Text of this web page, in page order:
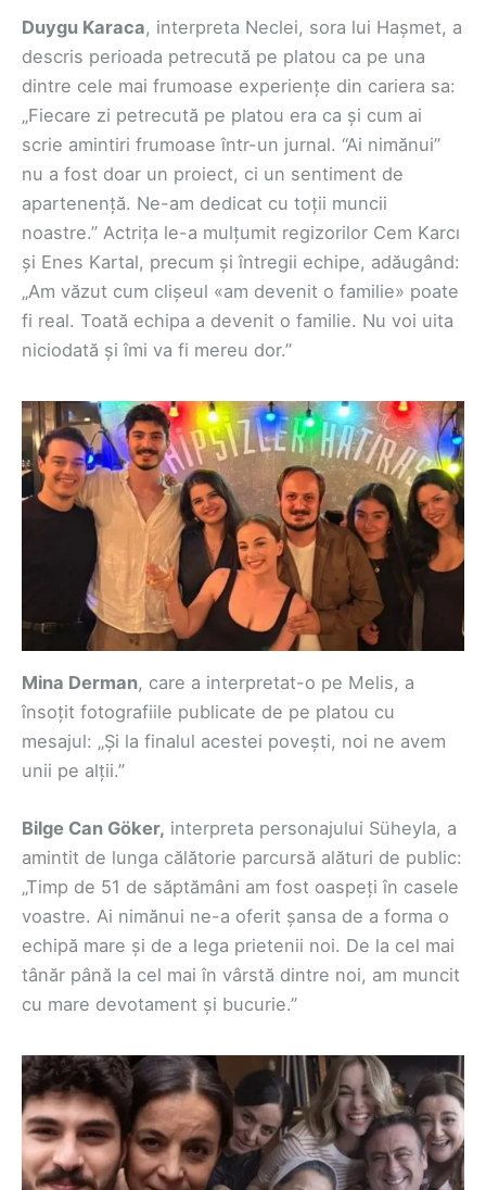
Duygu Karaca, interpreta Neclei, sora lui Hașmet, a
descris perioada petrecută pe platou ca pe una
dintre cele mai frumoase experiențe din cariera sa:
„Fiecare zi petrecută pe platou era ca și cum ai
scrie amintiri frumoase într-un jurnal. “Ai nimănui”
nu a fost doar un proiect, ci un sentiment de
apartenență. Ne-am dedicat cu toții muncii
noastre.” Actrița le-a mulțumit regizorilor Cem Karcı
și Enes Kartal, precum și întregii echipe, adăugând:
„Am văzut cum clișeul «am devenit o familie» poate
fi real. Toată echipa a devenit o familie. Nu voi uita
niciodată și îmi va fi mereu dor.”
Mina Derman, care a interpretat-o pe Melis, a
însoțit fotografiile publicate de pe platou cu
mesajul: „Și la finalul acestei povești, noi ne avem
unii pe alții.”
Bilge Can Göker, interpreta personajului Süheyla, a
amintit de lunga călătorie parcursă alături de public:
„Timp de 51 de săptămâni am fost oaspeți în casele
voastre. Ai nimănui ne-a oferit șansa de a forma o
echipă mare și de a lega prietenii noi. De la cel mai
tânăr până la cel mai în vârstă dintre noi, am muncit
cu mare devotament și bucurie.”